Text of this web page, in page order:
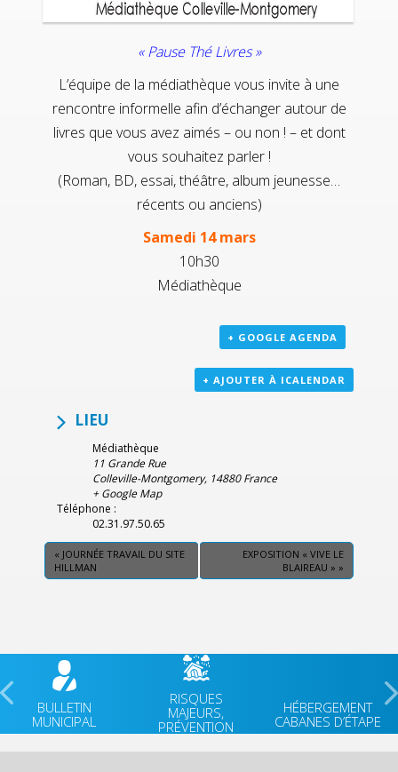
« Pause Thé Livres »
L’équipe de la médiathèque vous invite à une
rencontre informelle afin d’échanger autour de
livres que vous avez aimés – ou non ! – et dont
vous souhaitez parler !
(Roman, BD, essai, théâtre, album jeunesse…
récents ou anciens)
Samedi 14 mars
10h30
Médiathèque
+ GOOGLE AGENDA
+ AJOUTER À ICALENDAR
LIEU
Médiathèque
11 Grande Rue
Colleville-Montgomery, 14880 France
+ Google Map
Téléphone :
02.31.97.50.65
« JOURNÉE TRAVAIL DU SITE
HILLMAN
EXPOSITION « VIVE LE
BLAIREAU » »
BULLETIN
MUNICIPAL
RISQUES
MAJEURS,
PRÉVENTION
HÉBERGEMENT
CABANES D’ÉTAPE